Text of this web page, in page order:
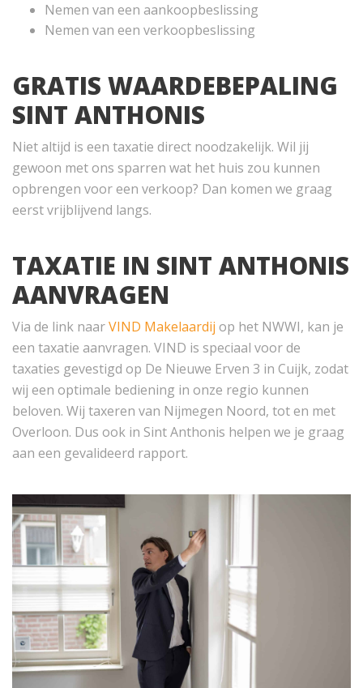
Nemen van een aankoopbeslissing
Nemen van een verkoopbeslissing
GRATIS WAARDEBEPALING
SINT ANTHONIS
Niet altijd is een taxatie direct noodzakelijk. Wil jij
gewoon met ons sparren wat het huis zou kunnen
opbrengen voor een verkoop? Dan komen we graag
eerst vrijblijvend langs.
TAXATIE IN SINT ANTHONIS
AANVRAGEN
Via de link naarVIND Makelaardij op het NWWI, kan je
een taxatie aanvragen. VIND is speciaal voor de
taxaties gevestigd op De Nieuwe Erven 3 in Cuijk, zodat
wij een optimale bediening in onze regio kunnen
beloven. Wij taxeren van Nijmegen Noord, tot en met
Overloon. Dus ook in Sint Anthonis helpen we je graag
aan een gevalideerd rapport.